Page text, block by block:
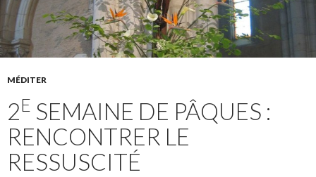
MÉDITER
2E SEMAINE DE PÂQUES :
RENCONTRER LE
RESSUSCITÉ